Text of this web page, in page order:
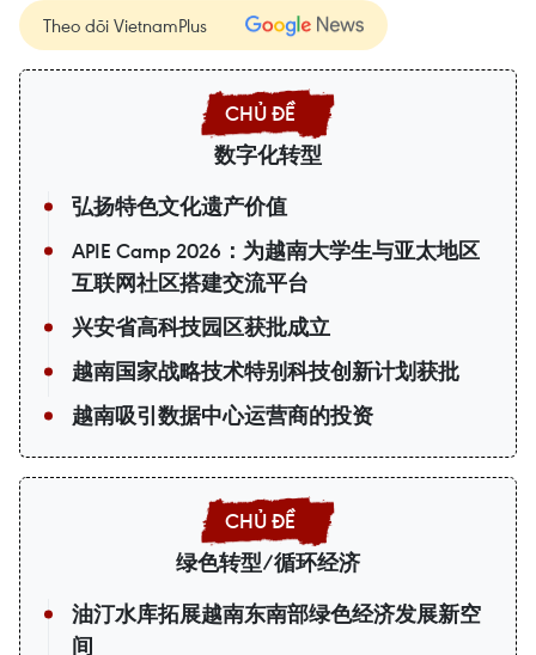
Theo dõi VietnamPlus
数字化转型
弘扬特色文化遗产价值
APIE Camp 2026：为越南大学生与亚太地区
互联网社区搭建交流平台
兴安省高科技园区获批成立
越南国家战略技术特别科技创新计划获批
越南吸引数据中心运营商的投资
绿色转型/循环经济
油汀水库拓展越南东南部绿色经济发展新空
间